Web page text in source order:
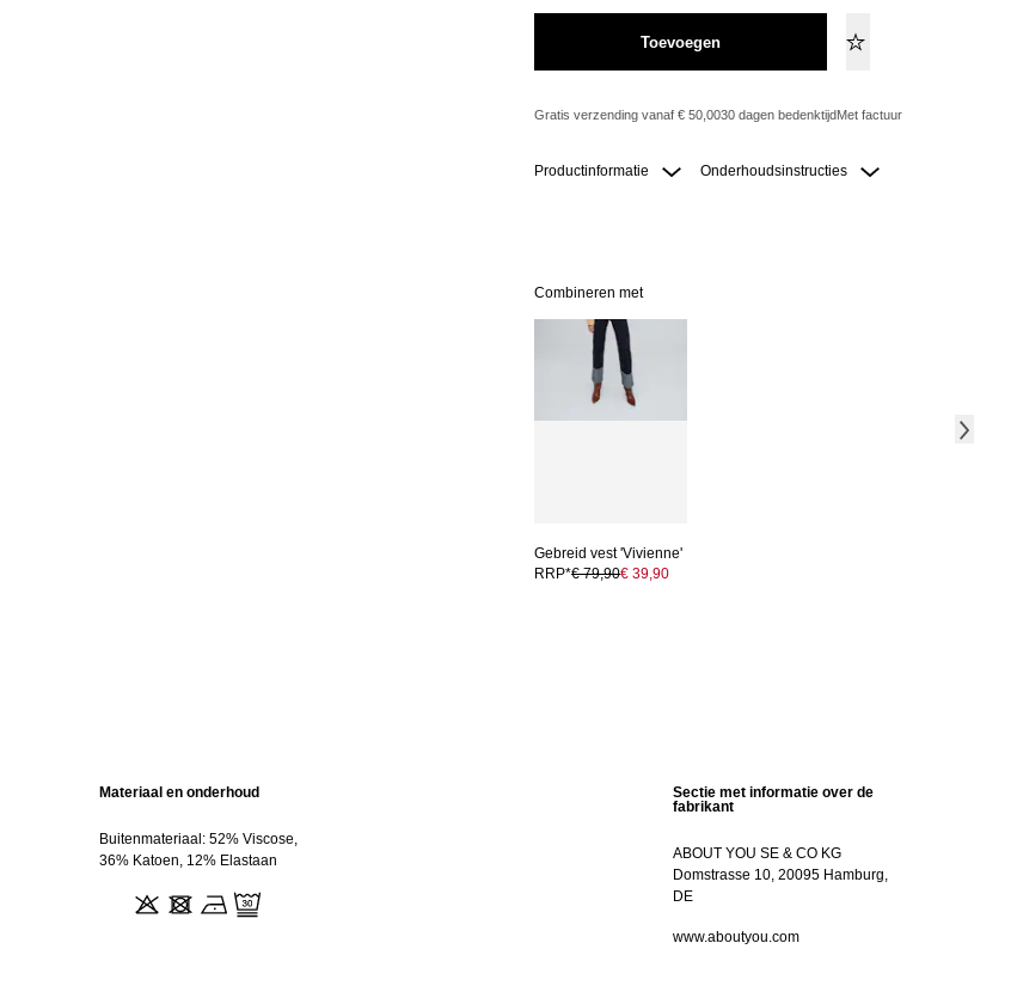
Toevoegen
Gratis verzending vanaf € 50,0030 dagen bedenktijdMet factuur
Productinformatie Onderhoudsinstructies
Combineren met
Gebreid vest 'Vivienne'
RRP*€ 79,90€ 39,90
Materiaal en onderhoud
Buitenmateriaal: 52% Viscose,
36% Katoen, 12% Elastaan
Sectie met informatie over de
fabrikant
ABOUT YOU SE & CO KG
Domstrasse 10, 20095 Hamburg,
DE
www.aboutyou.com